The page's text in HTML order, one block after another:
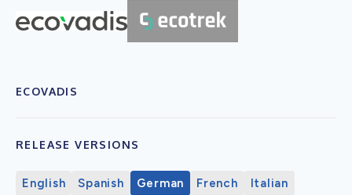
ECOVADIS
RELEASE VERSIONS
English Spanish German French
Italian